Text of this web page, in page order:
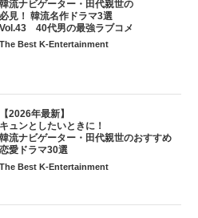
韓流ナビゲーター・田代親世の
必見！ 韓流名作ドラマ3選
Vol.43 40代男の最強ラブコメ
The Best K-Entertainment
【2026年最新】
キュンとしたいときに！
韓流ナビゲーター・田代親世のおすすめ
恋愛ドラマ30選
The Best K-Entertainment